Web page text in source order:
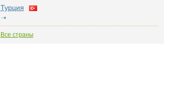
Турция
Все страны